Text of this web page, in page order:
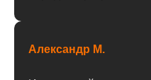
Александр М.